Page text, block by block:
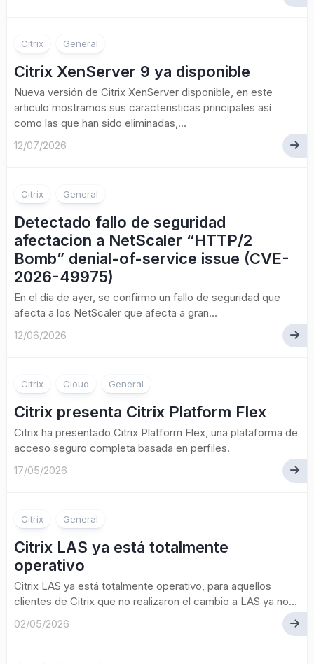
Citrix General
Citrix XenServer 9 ya disponible
Nueva versión de Citrix XenServer disponible, en este
articulo mostramos sus caracteristicas principales así
como las que han sido eliminadas,...
12/07/2026
Citrix General
Detectado fallo de seguridad
afectacion a NetScaler “HTTP/2
Bomb” denial-of-service issue (CVE-
2026-49975)
En el día de ayer, se confirmo un fallo de seguridad que
afecta a los NetScaler que afecta a gran...
12/06/2026
Citrix Cloud General
Citrix presenta Citrix Platform Flex
Citrix ha presentado Citrix Platform Flex, una plataforma de
acceso seguro completa basada en perfiles.
17/05/2026
Citrix General
Citrix LAS ya está totalmente
operativo
Citrix LAS ya está totalmente operativo, para aquellos
clientes de Citrix que no realizaron el cambio a LAS ya no...
02/05/2026